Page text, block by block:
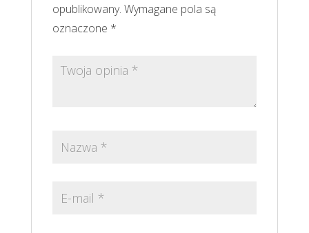
opublikowany. Wymagane pola są
oznaczone *